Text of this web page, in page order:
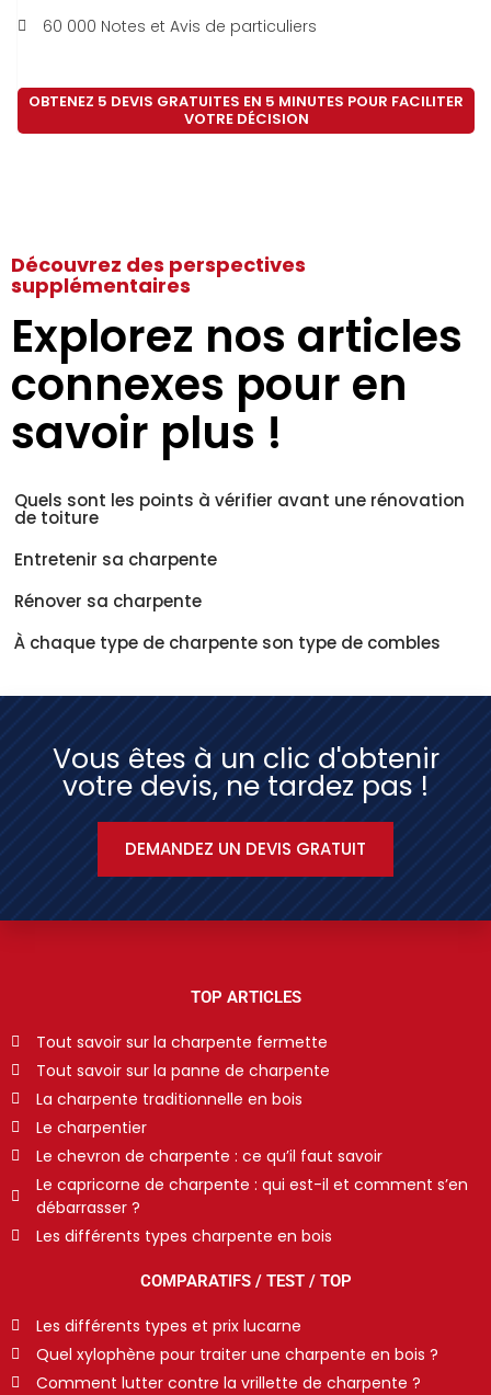
60 000 Notes et Avis de particuliers
OBTENEZ 5 DEVIS GRATUITES EN 5 MINUTES POUR FACILITER
VOTRE DÉCISION
Découvrez des perspectives
supplémentaires
Explorez nos articles
connexes pour en
savoir plus !
Quels sont les points à vérifier avant une rénovation
de toiture
Entretenir sa charpente
Rénover sa charpente
À chaque type de charpente son type de combles
Vous êtes à un clic d'obtenir
votre devis, ne tardez pas !
DEMANDEZ UN DEVIS GRATUIT
TOP ARTICLES
Tout savoir sur la charpente fermette
Tout savoir sur la panne de charpente
La charpente traditionnelle en bois
Le charpentier
Le chevron de charpente : ce qu’il faut savoir
Le capricorne de charpente : qui est-il et comment s’en
débarrasser ?
Les différents types charpente en bois
COMPARATIFS / TEST / TOP
Les différents types et prix lucarne
Quel xylophène pour traiter une charpente en bois ?
Comment lutter contre la vrillette de charpente ?